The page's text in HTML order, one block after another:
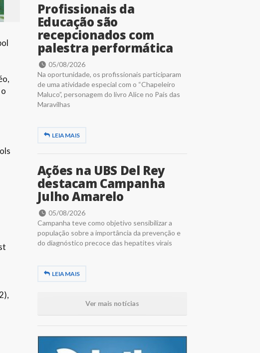
Profissionais da
Educação são
recepcionados com
palestra performática
05/08/2026
Na oportunidade, os profissionais participaram
de uma atividade especial com o “Chapeleiro
Maluco”, personagem do livro Alice no País das
Maravilhas
LEIA MAIS
Ações na UBS Del Rey
destacam Campanha
Julho Amarelo
05/08/2026
Campanha teve como objetivo sensibilizar a
população sobre a importância da prevenção e
do diagnóstico precoce das hepatites virais
LEIA MAIS
Ver mais notícias